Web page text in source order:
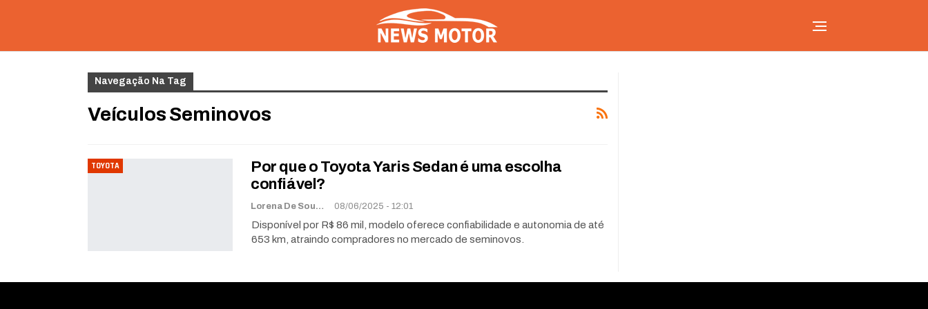
Navegação Na Tag
Veículos Seminovos
TOYOTA
Por que o Toyota Yaris Sedan é uma escolha
confiável?
Lorena De Sousa 08/06/2025 - 12:01
Disponível por R$ 86 mil, modelo oferece confiabilidade e autonomia de até
653 km, atraindo compradores no mercado de seminovos.